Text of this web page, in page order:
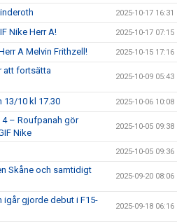
2025-10-17 16:31
Nike Herr A! 2025-10-17 07:15
A Melvin Frithzell! 2025-10-15 17:16
att fortsätta
2025-10-09 05:43
13/10 kl 17.30 2025-10-06 10:08
– Roufpanah gör
Nike
2025-10-05 09:38
2025-10-05 09:36
Skåne och samtidigt
2025-09-20 08:06
igår gjorde debut i F15-
2025-09-18 06:16